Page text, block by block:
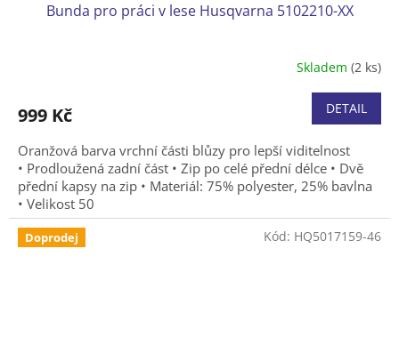
Bunda pro práci v lese Husqvarna 5102210-XX
Skladem (2 ks)
999 Kč DETAIL
Oranžová barva vrchní části blůzy pro lepší viditelnost
• Prodloužená zadní část • Zip po celé přední délce • Dvě
přední kapsy na zip • Materiál: 75% polyester, 25% bavlna
• Velikost 50
Doprodej Kód: HQ5017159-46